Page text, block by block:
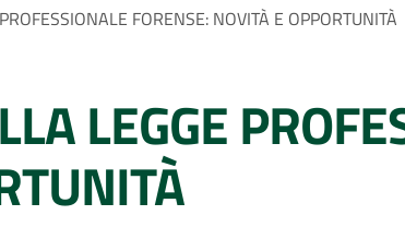
FORENSE: NOVITÀ E OPPORTUNITÀ
LEGGE